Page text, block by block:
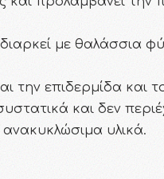
με θαλάσσια
την επιδερμίδα
και δεν
υλικά.